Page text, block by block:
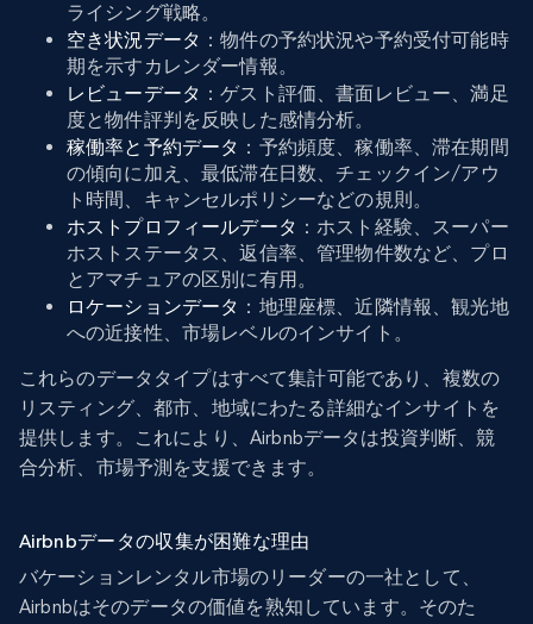
ライシング戦略。
空き状況データ ：物件の予約状況や予約受付可能時
期を示すカレンダー情報。
レビューデータ ：ゲスト評価、書面レビュー、満足
度と物件評判を反映した感情分析。
稼働率と予約データ ：予約頻度、稼働率、滞在期間
の傾向に加え、最低滞在日数、チェックイン/アウ
ト時間、キャンセルポリシーなどの規則。
ホストプロフィールデータ ：ホスト経験、スーパー
ホストステータス、返信率、管理物件数など、プロ
とアマチュアの区別に有用。
ロケーションデータ ：地理座標、近隣情報、観光地
への近接性、市場レベルのインサイト。
これらのデータタイプはすべて集計可能であり、複数の
リスティング、都市、地域にわたる詳細なインサイトを
提供します。これにより、Airbnbデータは投資判断、競
合分析、市場予測を支援できます。
Airbnbデータの収集が困難な理由
バケーションレンタル市場のリーダーの一社として、
Airbnbはそのデータの価値を熟知しています。そのた